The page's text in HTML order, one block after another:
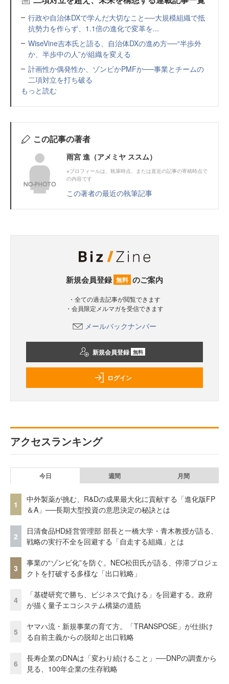
行政や自治体DXで学んだ大切なこと──大規模組織で抵
抗勢力を作らず、1.1倍の進化で変革を...
WiseVine吉本氏と語る、自治体DXの進め方──“半歩外
か、半歩中の人”が組織を変える
計画性か偶発性か、ゾンビかPMFか──事業とチームの
二項対立を打ち破る
もっと読む
この記事の著者
雨宮 進（アメミヤ ススム）
※プロフィールは、執筆時点、または直近の記事の寄稿時点で
の内容です
この著者の最近の執筆記事
新規会員登録 無料 のご案内
・全ての過去記事が閲覧できます
・会員限定メルマガを受信できます
メールバックナンバー
新規会員登録 無料
ログイン
アクセスランキング
今日 週間 月間
1
中外製薬が挑む、R&Dの成果最大化に貢献する「進化版FP
＆A」──長期大型投資の意思決定の秘訣とは
2
日清食品HD経営管理部 部長と一橋大学・青木教授が語る、
戦略の実行不全を回避する「自走する組織」とは
3
事業の“ゾンビ化”を防ぐ。NEC松田氏が語る、停滞プロジェ
クトを打破する多様な「出口戦略」
4
「基礎研究で勝ち、ビジネスで負ける」を回避する。政府
が描く量子エコシステム構築の道筋
5
ヤマハ流・新規事業の育て方。「TRANSPOSE」が仕掛け
る自前主義からの脱却と出口戦略
6
長寿企業のDNAは「変わり続けること」──DNPの調査から
見る、100年企業の生存戦略